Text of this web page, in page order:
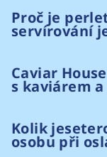
Proč je
servírování
Caviar
s kaviárem
Kolik
osobu při